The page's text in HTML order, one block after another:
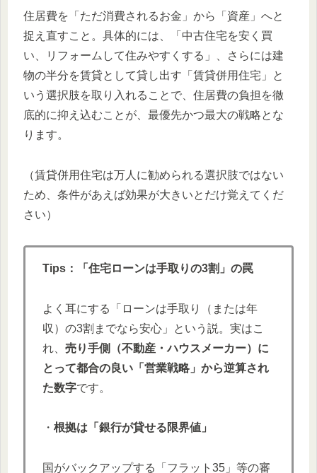
住居費を「ただ消費されるお金」から「資産」へと
捉え直すこと。具体的には、「中古住宅を安く買
い、リフォームして住みやすくする」、さらには建
物の半分を賃貸として貸し出す「賃貸併用住宅」と
いう選択肢を取り入れることで、住居費の負担を徹
底的に抑え込むことが、最優先かつ最大の戦略とな
ります。
（賃貸併用住宅は万人に勧められる選択肢ではない
ため、条件があえば効果が大きいとだけ覚えてくだ
さい）
Tips：「住宅ローンは手取りの3割」の罠
よく耳にする「ローンは手取り（または年
収）の3割までなら安心」という説。実はこ
れ、 売り手側（不動産・ハウスメーカー）に
とって都合の良い「営業戦略」から逆算され
た数字です。
・ 根拠は「銀行が貸せる限界値」
国がバックアップする「フラット35」等の審